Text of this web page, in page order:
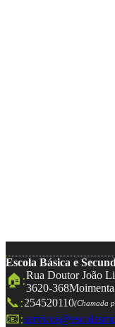
Escola Básica e
🏠:Rua Doutor João
3620-368
📞:254520110(Chamada
📧: